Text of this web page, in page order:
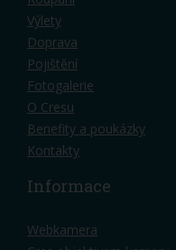
Výlety
Doprava
Pojištění
Fotogalerie
O Cresu
Benefity a poukázky
Kontakty
Informace
Webkamera